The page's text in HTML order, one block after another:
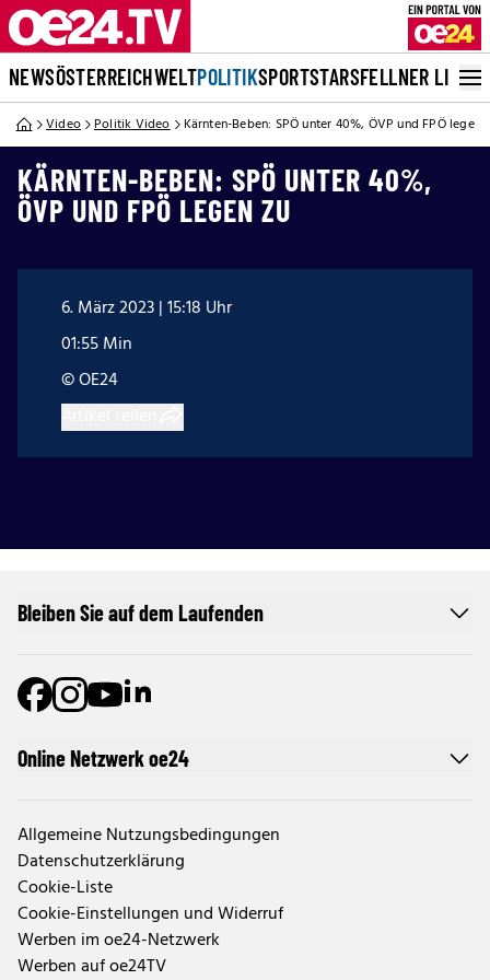
NEWSÖSTERREICHWELTPOLITIKSPORTSTARSFELLNER LIVE
Video Politik Video Kärnten-Beben: SPÖ unter 40%, ÖVP und FPÖ legen
KÄRNTEN-BEBEN: SPÖ UNTER 40%,
ÖVP UND FPÖ LEGEN ZU
6. März 2023 | 15:18 Uhr
01:55 Min
© OE24
Online Netzwerk oe24
Allgemeine Nutzungsbedingungen
Datenschutzerklärung
Cookie-Liste
Cookie-Einstellungen und Widerruf
Werben im oe24-Netzwerk
Werben auf oe24TV
Bleiben Sie auf dem Laufenden